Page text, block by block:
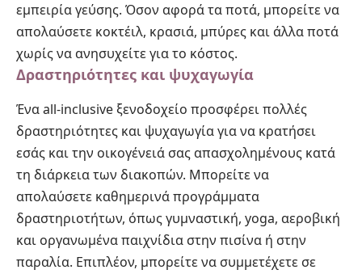
εμπειρία γεύσης. Όσον αφορά τα ποτά, μπορείτε να
απολαύσετε κοκτέιλ, κρασιά, μπύρες και άλλα ποτά
χωρίς να ανησυχείτε για το κόστος.
Δραστηριότητες και ψυχαγωγία
Ένα all-inclusive ξενοδοχείο προσφέρει πολλές
δραστηριότητες και ψυχαγωγία για να κρατήσει
εσάς και την οικογένειά σας απασχολημένους κατά
τη διάρκεια των διακοπών. Μπορείτε να
απολαύσετε καθημερινά προγράμματα
δραστηριοτήτων, όπως γυμναστική, yoga, αεροβική
και οργανωμένα παιχνίδια στην πισίνα ή στην
παραλία. Επιπλέον, μπορείτε να συμμετέχετε σε